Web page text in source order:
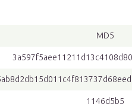
MD5
1146d5b5